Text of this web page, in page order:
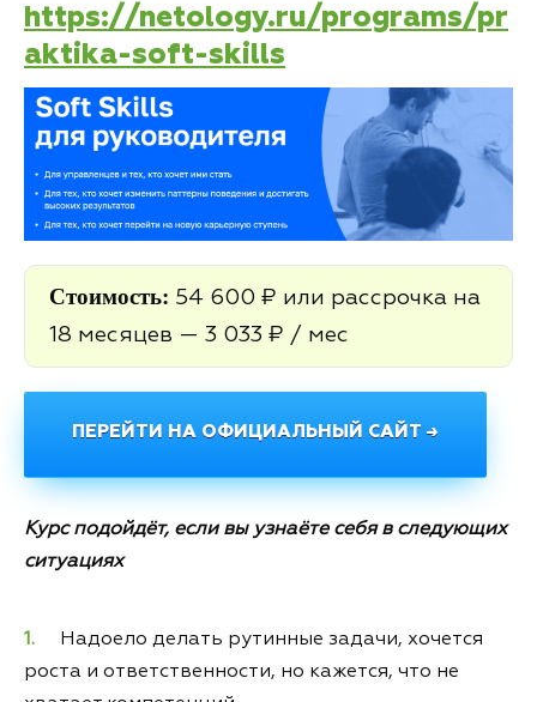
https://netology.ru/programs/pr
aktika-soft-skills
Стоимость: 54 600 ₽ или рассрочка на
18 месяцев — 3 033 ₽ / мес
ПЕРЕЙТИ НА ОФИЦИАЛЬНЫЙ САЙТ →
Курс подойдёт, если вы узнаёте себя в следующих
ситуациях
Надоело делать рутинные задачи, хочется
роста и ответственности, но кажется, что не